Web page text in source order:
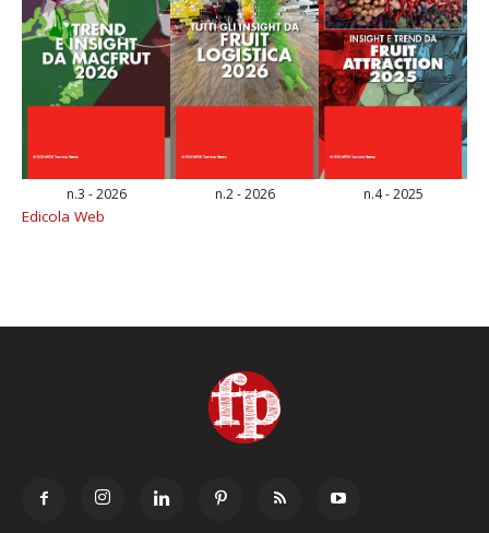
n.3 - 2026 n.2 - 2026 n.4 - 2025
Edicola Web